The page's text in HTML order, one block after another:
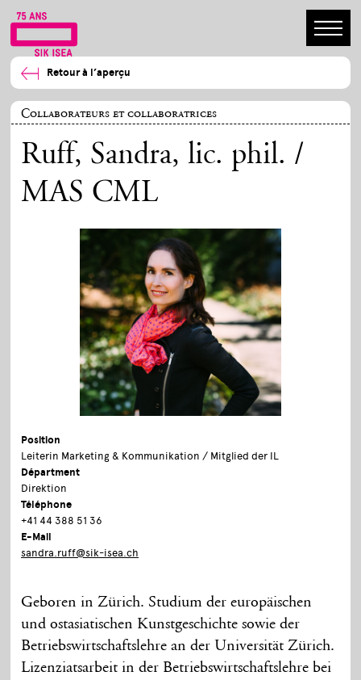
Retour à l’aperçu
Collaborateurs et collaboratrices
Ruff, Sandra, lic. phil. /
MAS CML
Position
Leiterin Marketing & Kommunikation / Mitglied der IL
Départment
Direktion
Téléphone
+41 44 388 51 36
E-Mail
sandra.ruff@sik-isea.ch
Geboren in Zürich. Studium der europäischen
und ostasiatischen Kunstgeschichte sowie der
Betriebswirtschaftslehre an der Universität Zürich.
Lizenziatsarbeit in der Betriebswirtschaftslehre bei